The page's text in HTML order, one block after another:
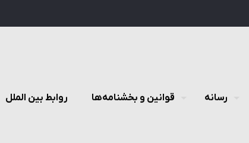
رسانه قوانین و بخشنامه‌ها روابط بین الملل